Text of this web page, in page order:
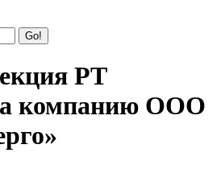
РТ
компанию ООО